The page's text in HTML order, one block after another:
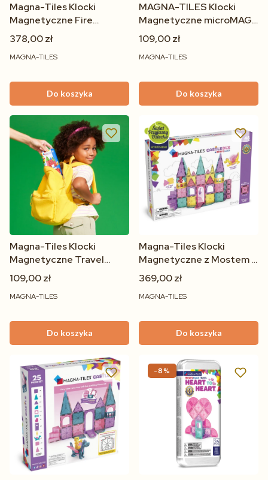
Magna-Tiles Klocki
Magnetyczne Fire
Station 50 elementów
STEM 3+
378,00 zł
MAGNA-TILES
Do koszyka
MAGNA-TILES Klocki
Magnetyczne microMAGS
Treehouse 24el 3+
109,00 zł
MAGNA-TILES
Do koszyka
Magna-Tiles Klocki
Magnetyczne Travel
microMAGS 26 el. dla
dzieci 3+
109,00 zł
MAGNA-TILES
Do koszyka
Magna-Tiles Klocki
Magnetyczne z Mostem i
Smokiem 48 elementów
dla dzieci 3+
369,00 zł
MAGNA-TILES
Do koszyka
-8%